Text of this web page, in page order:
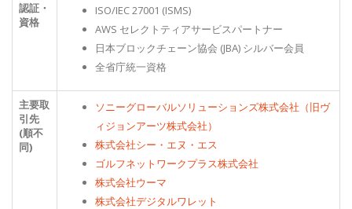
認証・
資格
ISO/IEC 27001 (ISMS)
AWS セレクトティアサービスパートナー
日本ブロックチェーン協会 (JBA) シルバー会員
全省庁統一資格
主要取
引先
(順不
同)
ソニーグローバルソリューションズ株式会社（旧ヴ
ィジョンアーツ株式会社）
株式会社シー・エヌ・エス
ゴルフネットワークプラス株式会社
株式会社ウーマ
株式会社デジタルワレット